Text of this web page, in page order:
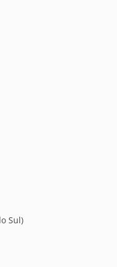
Sul)